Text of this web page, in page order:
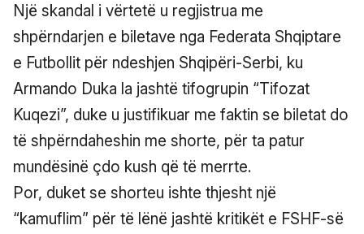
Një skandal i vërtetë u regjistrua me
shpërndarjen e biletave nga Federata Shqiptare
e Futbollit për ndeshjen Shqipëri-Serbi, ku
Armando Duka la jashtë tifogrupin “Tifozat
Kuqezi”, duke u justifikuar me faktin se biletat do
të shpërndaheshin me shorte, për ta patur
mundësinë çdo kush që të merrte.
Por, duket se shorteu ishte thjesht një
“kamuflim” për të lënë jashtë kritikët e FSHF-së